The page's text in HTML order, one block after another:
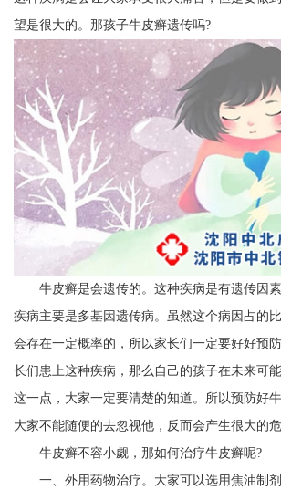
望是很大的。那孩子牛皮癣遗传吗?
牛皮癣是会遗传的。这种疾病是有遗传因
疾病主要是多基因遗传病。虽然这个病因占的
会存在一定概率的，所以家长们一定要好好预
长们患上这种疾病，那么自己的孩子在未来可
这一点，大家一定要清楚的知道。所以预防好
大家不能随便的去忽视他，反而会产生很大的危
牛皮癣不容小觑，那如何治疗牛皮癣呢?
一、外用药物治疗。大家可以选用焦油制